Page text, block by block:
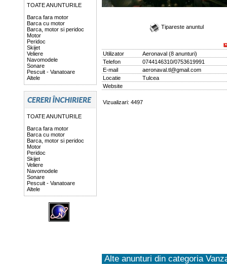
TOATE ANUNTURILE
Barca fara motor
Barca cu motor
Barca, motor si peridoc
Motor
Peridoc
Skijet
Veliere
Navomodele
Sonare
Pescuit - Vanatoare
Altele
TOATE ANUNTURILE
Barca fara motor
Barca cu motor
Barca, motor si peridoc
Motor
Peridoc
Skijet
Veliere
Navomodele
Sonare
Pescuit - Vanatoare
Altele
Tipareste anuntul
Utilizator Aeronaval(8 anunturi)
Telefon
0744146310/0753619991
E-mail
aeronaval.tl@gmail.com
Locatie
Tulcea
Website
Vizualizari: 4497
Alte anunturi din categoria